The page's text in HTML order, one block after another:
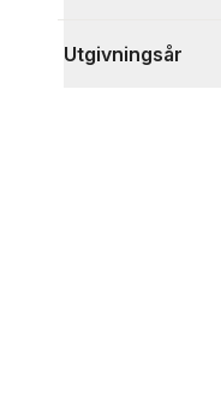
Utgivningsår